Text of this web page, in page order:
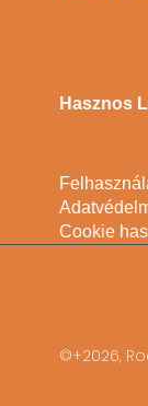
Hasznos
Cookie
©+2026,